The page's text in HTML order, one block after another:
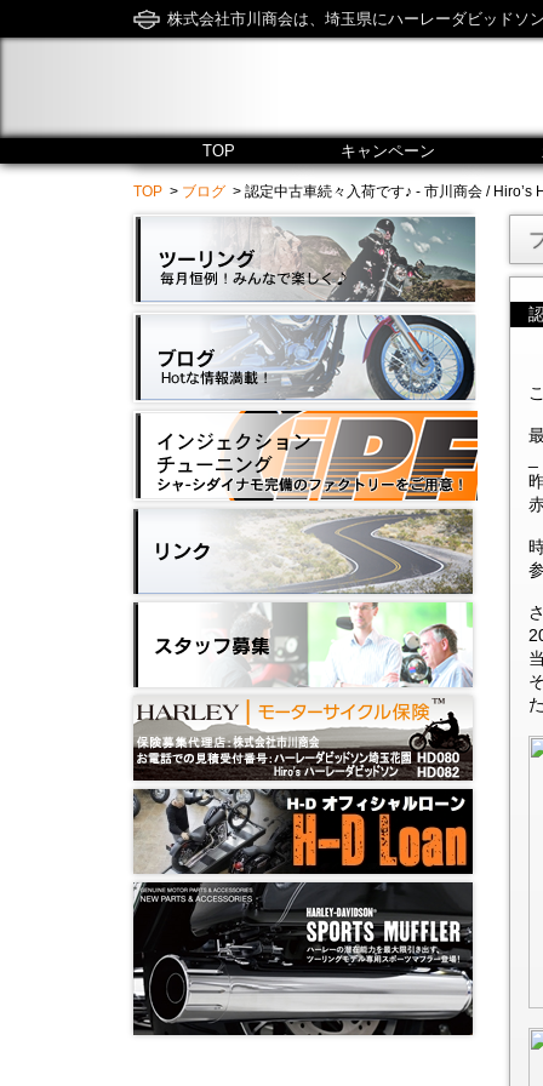
株式会社市川商会は、埼玉県にハーレーダビッドソ
TOP キャンペーン
TOP > ブログ > 認定中古車続々入荷です♪ - 市川商会 / Hiro’s